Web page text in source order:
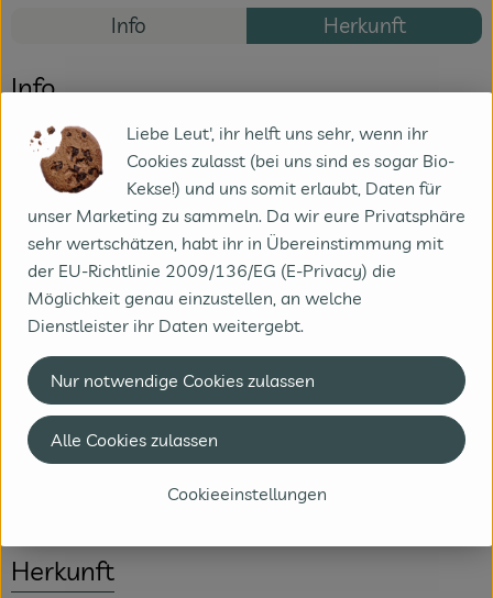
Info Herkunft
Info
hmter Heumilch 0,4 kg Becher
Produktinformationen
Zutaten
Nährwert-Info
Produktdatenblatt
Herkunft
Liebe Leut', ihr helft uns sehr, wenn ihr
Cookies zulasst (bei uns sind es sogar Bio-
Kekse!) und uns somit erlaubt, Daten für
unser Marketing zu sammeln. Da wir eure Privatsphäre
sehr wertschätzen, habt ihr in Übereinstimmung mit
der EU-Richtlinie 2009/136/EG (E-Privacy) die
Möglichkeit genau einzustellen, an welche
Dienstleister ihr Daten weitergebt.
Cookieeinstellungen
Nur notwendige Cookies zulassen
Alle Cookies zulassen